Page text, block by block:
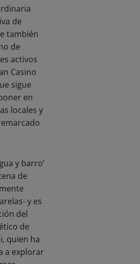
de
también
de
activos
Casino
sigue
en
locales y
y barro’
de
y es
del
de
quien ha
a explorar